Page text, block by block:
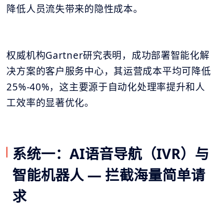
降低人员流失带来的隐性成本。
权威机构Gartner研究表明，成功部署智能化解
决方案的客户服务中心，其运营成本平均可降低
25%-40%，这主要源于自动化处理率提升和人
工效率的显著优化。
系统一：AI语音导航（IVR）与
智能机器人 — 拦截海量简单请
求